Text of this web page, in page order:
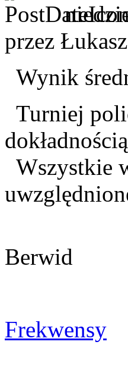
przez
Wynik
Turniej
Wszystkie
Berwid
Frekwensy